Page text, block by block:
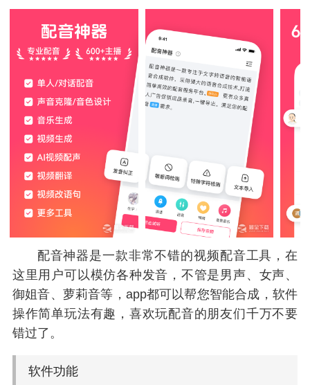
配音神器是一款非常不错的视频配音工具，在
这里用户可以模仿各种发音，不管是男声、女声、
御姐音、萝莉音等，app都可以帮您智能合成，软件
操作简单玩法有趣，喜欢玩配音的朋友们千万不要
错过了。
软件功能